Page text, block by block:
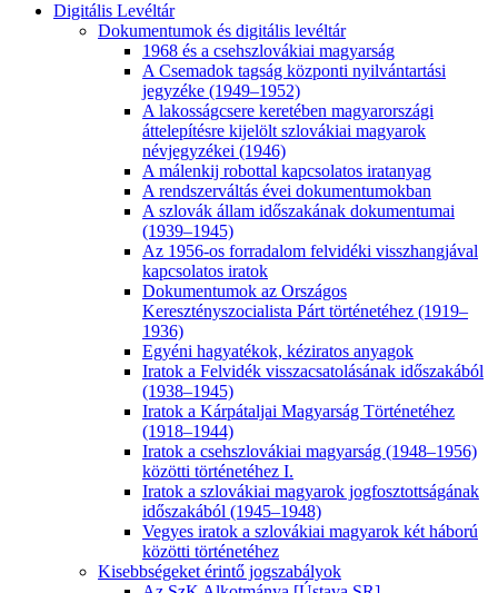
Digitális Levéltár
Dokumentumok és digitális levéltár
1968 és a csehszlovákiai magyarság
A Csemadok tagság központi nyilvántartási
jegyzéke (1949–1952)
A lakosságcsere keretében magyarországi
áttelepítésre kijelölt szlovákiai magyarok
névjegyzékei (1946)
A málenkij robottal kapcsolatos iratanyag
A rendszerváltás évei dokumentumokban
A szlovák állam időszakának dokumentumai
(1939–1945)
Az 1956-os forradalom felvidéki visszhangjával
kapcsolatos iratok
Dokumentumok az Országos
Keresztényszocialista Párt történetéhez (1919–
1936)
Egyéni hagyatékok, kéziratos anyagok
Iratok a Felvidék visszacsatolásának időszakából
(1938–1945)
Iratok a Kárpátaljai Magyarság Történetéhez
(1918–1944)
Iratok a csehszlovákiai magyarság (1948–1956)
közötti történetéhez I.
Iratok a szlovákiai magyarok jogfosztottságának
időszakából (1945–1948)
Vegyes iratok a szlovákiai magyarok két háború
közötti történetéhez
Kisebbségeket érintő jogszabályok